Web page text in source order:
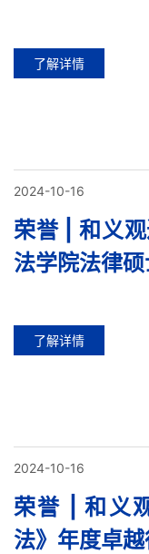
了解详情
2024-10-16
荣誉 | 和义
法学院法律
了解详情
2024-10-16
荣誉 | 和义
法》年度卓